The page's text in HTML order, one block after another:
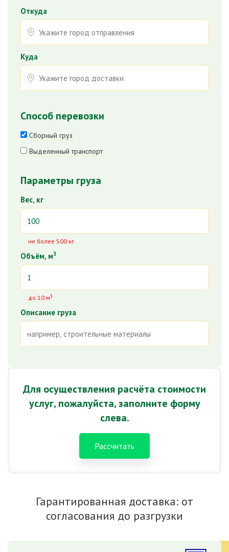
Откуда
Куда
Способ перевозки
Сборный груз
Выделенный транспорт
Параметры груза
Вес, кг
не более 500 кг
Объём, м3
до 10 м3
Описание груза
Для осуществления расчёта стоимости
услуг, пожалуйста, заполните форму
слева.
Рассчитать
Гарантированная доставка: от
согласования до разгрузки